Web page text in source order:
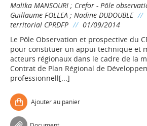
Malika MANSOURI ; Crefor - Pôle
Guillaume FOLLEA ; Nadine DUDOUBLE //
territorial CPRDFP // 01/09/2014
Le Pôle Observation et prospective du
pour constituer un appui technique et
acteurs régionaux dans le cadre de la
Contrat de Plan Régional de
professionnell[...]
Ajouter au panier